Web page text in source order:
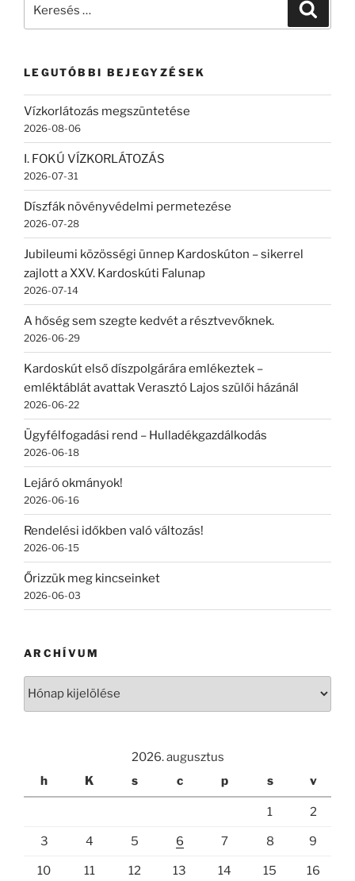
LEGUTÓBBI BEJEGYZÉSEK
Vízkorlátozás megszüntetése
2026-08-06
I. FOKÚ VÍZKORLÁTOZÁS
2026-07-31
Díszfák növényvédelmi permetezése
2026-07-28
Jubileumi közösségi ünnep Kardoskúton – sikerrel
zajlott a XXV. Kardoskúti Falunap
2026-07-14
A hőség sem szegte kedvét a résztvevőknek.
2026-06-29
Kardoskút első díszpolgárára emlékeztek –
emléktáblát avattak Verasztó Lajos szülői házánál
2026-06-22
Ügyfélfogadási rend – Hulladékgazdálkodás
2026-06-18
Lejáró okmányok!
2026-06-16
Rendelési időkben való változás!
2026-06-15
Őrizzük meg kincseinket
2026-06-03
ARCHÍVUM
2026. augusztus
h
K s c p s v
1 2
3 4 5 6 7 8 9
10 11 12 13 14 15 16